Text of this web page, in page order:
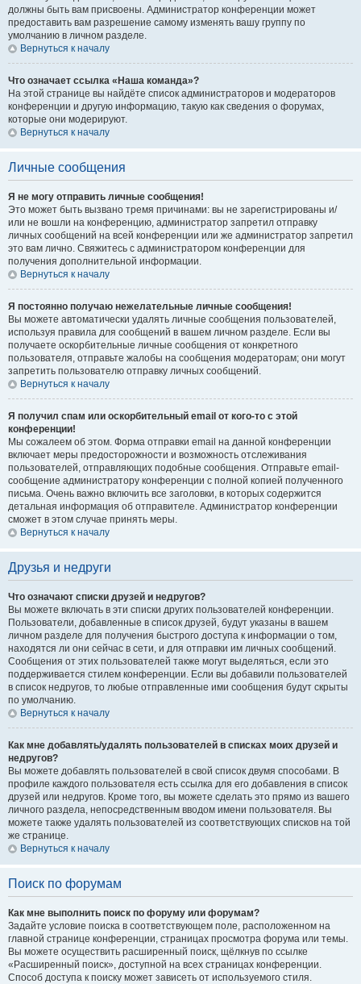
должны быть вам присвоены. Администратор конференции может
предоставить вам разрешение самому изменять вашу группу по
умолчанию в личном разделе.
Вернуться к началу
Что означает ссылка «Наша команда»?
На этой странице вы найдёте список администраторов и модераторов
конференции и другую информацию, такую как сведения о форумах,
которые они модерируют.
Вернуться к началу
Личные сообщения
Я не могу отправить личные сообщения!
Это может быть вызвано тремя причинами: вы не зарегистрированы и/
или не вошли на конференцию, администратор запретил отправку
личных сообщений на всей конференции или же администратор запретил
это вам лично. Свяжитесь с администратором конференции для
получения дополнительной информации.
Вернуться к началу
Я постоянно получаю нежелательные личные сообщения!
Вы можете автоматически удалять личные сообщения пользователей,
используя правила для сообщений в вашем личном разделе. Если вы
получаете оскорбительные личные сообщения от конкретного
пользователя, отправьте жалобы на сообщения модераторам; они могут
запретить пользователю отправку личных сообщений.
Вернуться к началу
Я получил спам или оскорбительный email от кого-то с этой
конференции!
Мы сожалеем об этом. Форма отправки email на данной конференции
включает меры предосторожности и возможность отслеживания
пользователей, отправляющих подобные сообщения. Отправьте email-
сообщение администратору конференции с полной копией полученного
письма. Очень важно включить все заголовки, в которых содержится
детальная информация об отправителе. Администратор конференции
сможет в этом случае принять меры.
Вернуться к началу
Друзья и недруги
Что означают списки друзей и недругов?
Вы можете включать в эти списки других пользователей конференции.
Пользователи, добавленные в список друзей, будут указаны в вашем
личном разделе для получения быстрого доступа к информации о том,
находятся ли они сейчас в сети, и для отправки им личных сообщений.
Сообщения от этих пользователей также могут выделяться, если это
поддерживается стилем конференции. Если вы добавили пользователей
в список недругов, то любые отправленные ими сообщения будут скрыты
по умолчанию.
Вернуться к началу
Как мне добавлять/удалять пользователей в списках моих друзей и
недругов?
Вы можете добавлять пользователей в свой список двумя способами. В
профиле каждого пользователя есть ссылка для его добавления в список
друзей или недругов. Кроме того, вы можете сделать это прямо из вашего
личного раздела, непосредственным вводом имени пользователя. Вы
можете также удалять пользователей из соответствующих списков на той
же странице.
Вернуться к началу
Поиск по форумам
Как мне выполнить поиск по форуму или форумам?
Задайте условие поиска в соответствующем поле, расположенном на
главной странице конференции, страницах просмотра форума или темы.
Вы можете осуществить расширенный поиск, щёлкнув по ссылке
«Расширенный поиск», доступной на всех страницах конференции.
Способ доступа к поиску может зависеть от используемого стиля.